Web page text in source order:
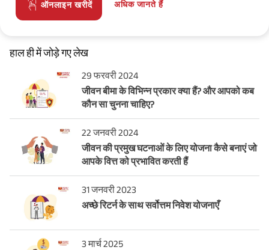
ऑनलाइन खरीदें अधिक जानते हैं
हाल ही में जोड़े गए लेख
29 फरवरी 2024
जीवन बीमा के विभिन्न प्रकार क्या हैं? और आपको कब
कौन सा चुनना चाहिए?
22 जनवरी 2024
जीवन की प्रमुख घटनाओं के लिए योजना कैसे बनाएं जो
आपके वित्त को प्रभावित करती हैं
31 जनवरी 2023
अच्छे रिटर्न के साथ सर्वोत्तम निवेश योजनाएँ
3 मार्च 2025